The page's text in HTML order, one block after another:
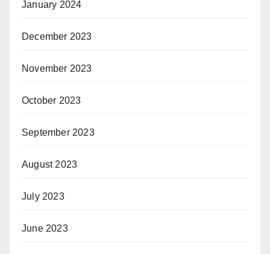
January 2024
December 2023
November 2023
October 2023
September 2023
August 2023
July 2023
June 2023